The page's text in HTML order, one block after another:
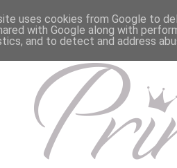
uses cookies from Google to
with Google along with
and to detect and address